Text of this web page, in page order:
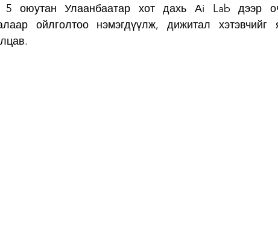
5 оюутан Улаанбаатар хот дахь Аi Lab дээр
ойлголтоо нэмэгдүүлж, дижитал хэтэвчийг